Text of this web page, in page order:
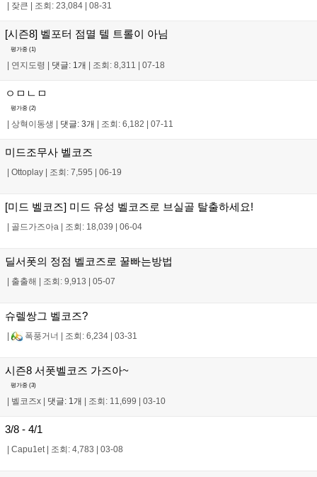
잦큰 조회: 23,084 08-31
[시즌8] 벨포터 점멸 텔 트롤이 아님
평가중 (1)
| 연지도령 | 댓글: 1개 | 조회: 8,311 | 07-18
ㅇㅁㄴㅁ
평가중 (2)
상혁이동생 댓글: 3개 조회: 6,182 07-11
미드조무사 벨코즈
Ottoplay 조회: 7,595 06-19
[미드 벨코즈] 미드 유성 벨코즈로 브실골 탈출하세요!
골드가즈아a 조회: 18,039 06-04
딜서폿의 정점 벨코즈로 꿀빠는방법
출출해 조회: 9,913 05-07
슈렐쌍그 벨코즈?
폭풍거너 조회: 6,234 03-31
시즌8 서폿벨코즈 가즈아~
평가중 (3)
벨코즈x 댓글: 1개 조회: 11,699 03-10
3/8 - 4/1
Capu1et| 조회: 4,783 03-08